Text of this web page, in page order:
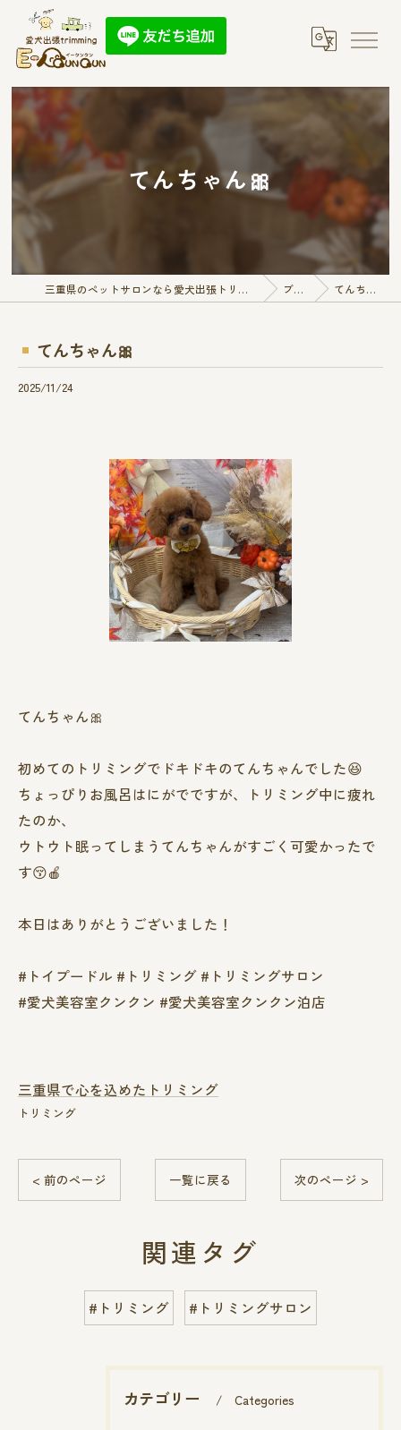
てんちゃん🎀
三重県のペットサロンなら愛犬出張トリミング E-QunQun ブログ てんちゃん🎀
てんちゃん🎀
2025/11/24
てんちゃん🎀
初めてのトリミングでドキドキのてんちゃんでした😆
ちょっぴりお風呂はにがでですが、トリミング中に疲れ
たのか、
ウトウト眠ってしまうてんちゃんがすごく可愛かったで
す😚🍎
本日はありがとうございました！
#トイプードル #トリミング #トリミングサロン
#愛犬美容室クンクン #愛犬美容室クンクン泊店
三重県で心を込めたトリミング
トリミング
< 前のページ 一覧に戻る 次のページ >
関連タグ
#トリミング #トリミングサロン
カテゴリー Categories